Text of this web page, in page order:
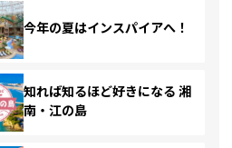
今年の夏はインスパイアへ！
知れば知るほど好きになる 湘
南・江の島